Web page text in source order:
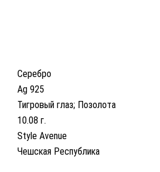
Серебро
Ag 925
Тигровый глаз; Позолота
10.08 г.
Style Avenue
Чешская Республика